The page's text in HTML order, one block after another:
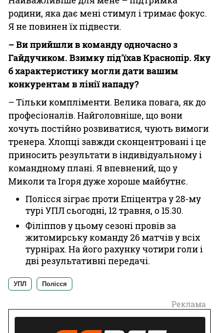
родини, яка дає мені стимул і тримає фокус.
Я не повинен їх підвести.
– Ви прийшли в команду одночасно з
Гайдучиком. Взимку під'їхав Краснопір. Яку
б характеристику могли дати вашим
конкурентам в лінії нападу?
– Тільки компліменти. Велика повага, як до
професіоналів. Найголовніше, що вони
хочуть постійно розвиватися, чують вимоги
тренера. Хлопці завжди сконцентровані і це
приносить результати в індивідуальному і
командному плані. Я впевнений, що у
Миколи та Ігоря дуже хороше майбутнє.
Полісся зіграє проти Епіцентра у 28-му
турі УПЛ сьогодні, 12 травня, о 15.30.
Філіппов у цьому сезоні провів за
житомирську команду 26 матчів у всіх
турнірах. На його рахунку чотири голи і
дві результативні передачі.
УПЛ Полісся
Реклама